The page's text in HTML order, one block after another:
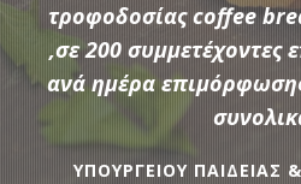
τροφοδοσίας coffee
,σε 200 συμμετέχοντες
ανά ημέρα
ΥΠΟΥΡΓΕΙΟΥ